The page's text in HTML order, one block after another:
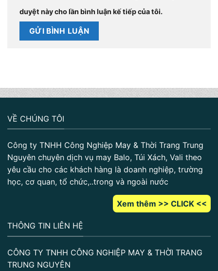
duyệt này cho lần bình luận kế tiếp của tôi.
VỀ CHÚNG TÔI
Công ty TNHH Công Nghiệp May & Thời Trang Trung
Nguyên chuyên dịch vụ may Balo, Túi Xách, Vali theo
yêu cầu cho các khách hàng là doanh nghiệp, trường
học, cơ quan, tổ chức,..trong và ngoài nước
Xem thêm >> CLICK <<
THÔNG TIN LIÊN HỆ
CÔNG TY TNHH CÔNG NGHIỆP MAY & THỜI TRANG
TRUNG NGUYÊN